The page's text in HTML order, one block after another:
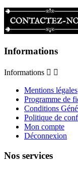
Informations
Informations  
Mentions légales
Programme de
Conditions
Politique de
Mon compte
Déconnexion
Nos services